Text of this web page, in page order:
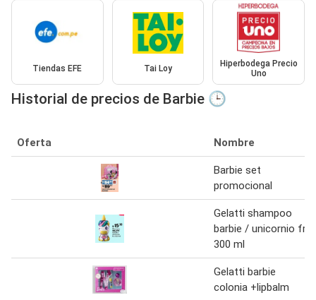
Tiendas EFE Tai Loy
Hiperbodega Precio
Uno
Historial de precios de Barbie 🕒
Oferta Nombre
Barbie set
promocional
Gelatti shampoo
barbie / unicornio fr
300 ml
Gelatti barbie
colonia +lipbalm